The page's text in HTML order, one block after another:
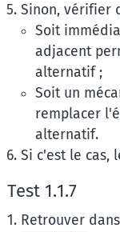
Sinon, vérifier
Soit
adjacent
alternatif ;
Soit un
remplacer
alternatif.
Si c'est le cas,
Test 1.1.7
Retrouver